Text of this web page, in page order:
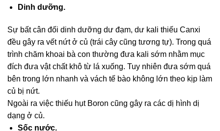
Dinh dưỡng.
Sự bất cân đối dinh dưỡng dư đạm, dư kali thiếu Canxi
đều gây ra vết nứt ở củ (trái cây cũng tương tự). Trong quá
trình chăm khoai bà con thường đưa kali sớm nhằm mục
đích đưa vật chất khô từ lá xuống. Tuy nhiên đưa sớm quá
bên trong lớn nhanh và vách tế bào không lớn theo kịp làm
củ bị nứt.
Ngoài ra việc thiếu hụt Boron cũng gây ra các dị hình dị
dạng ở củ.
Sốc nước.